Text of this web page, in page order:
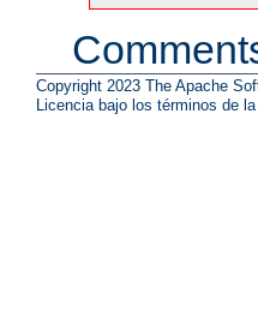
Copyright 2023 The Apache
Licencia bajo los términos de la